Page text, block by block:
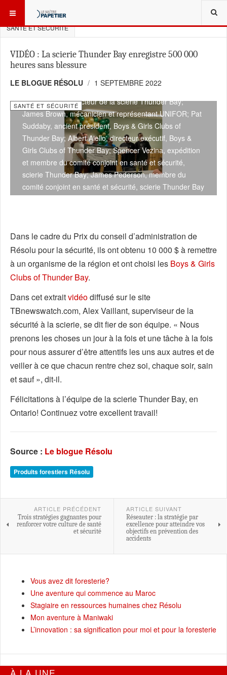
VOUS ÊTES ICI :
SANTÉ ET SÉCURITÉ
VIDÉO : La scierie Thunder Bay enregistre 500 000
heures sans blessure
LE BLOGUE RÉSOLU
1 SEPTEMBRE 2022
Sean Lauzon, directeur de la scierie Thunder Bay;
James Brown, mécanicien et représentant UNIFOR; Pat
Suddaby, ancient président, Boys & Girls Clubs of
Thunder Bay; Albert Aiello, directeur exécutif, Boys &
Girls Clubs of Thunder Bay; Spencer Vezina, expédition
et membre du comité conjoint en santé et sécurité,
scierie Thunder Bay; James Pederson, membre du
comité conjoint en santé et sécurité, scierie Thunder Bay
SANTÉ ET SÉCURITÉ
Dans le cadre du Prix du conseil d’administration de
Résolu pour la sécurité, ils ont obtenu 10 000 $ à remettre
à un organisme de la région et ont choisi les Boys & Girls
Clubs of Thunder Bay.
Dans cet extraitvidéodiffusé sur le site
TBnewswatch.com, Alex Vaillant, superviseur de la
sécurité à la scierie, se dit fier de son équipe. « Nous
prenons les choses un jour à la fois et une tâche à la fois
pour nous assurer d’être attentifs les uns aux autres et de
veiller à ce que chacun rentre chez soi, chaque soir, sain
et sauf », dit-il.
Félicitations à l’équipe de la scierie Thunder Bay, en
Ontario! Continuez votre excellent travail!
Source : Le blogue Résolu
Produits forestiers Résolu
ARTICLE PRÉCÉDENT
Trois stratégies gagnantes pour
renforcer votre culture de santé
et sécurité
ARTICLE SUIVANT
Réseauter : la stratégie par
excellence pour atteindre vos
objectifs en prévention des
accidents
Vous avez dit foresterie?
Une aventure qui commence au Maroc
Stagiaire en ressources humaines chez Résolu
Mon aventure à Maniwaki
L’innovation : sa signification pour moi et pour la foresterie